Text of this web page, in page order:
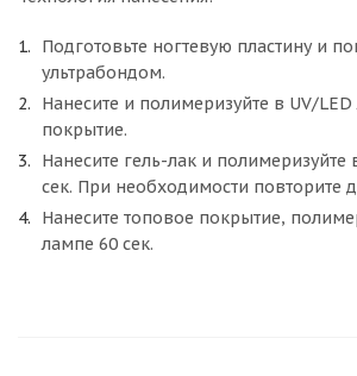
Подготовьте ногтевую пластину и
ультрабондом.
Нанесите и полимеризуйте в UV/
покрытие.
Нанесите гель-лак и полимеризуйте
сек. При необходимости повторите
Нанесите топовое покрытие,
лампе 60 сек.